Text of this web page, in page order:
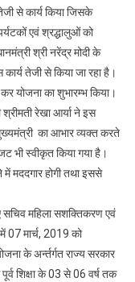
से कार्य किया जिसके
एवं श्रद्धालुओं को
श्री नरेंद्र मोदी के
कार्य तेजी से किया जा रहा है।
योजना का शुभारम्भ किया।
रेखा आर्या ने इस
का आभार व्यक्त करते
भी स्वीकृत किया गया है।
मददगार होगी तथा इससे
महिला सशक्तिकरण एवं
07 मार्च, 2019 को
के अर्न्तर्गत राज्य सरकार
शिक्षा के 03 से 06 वर्ष तक